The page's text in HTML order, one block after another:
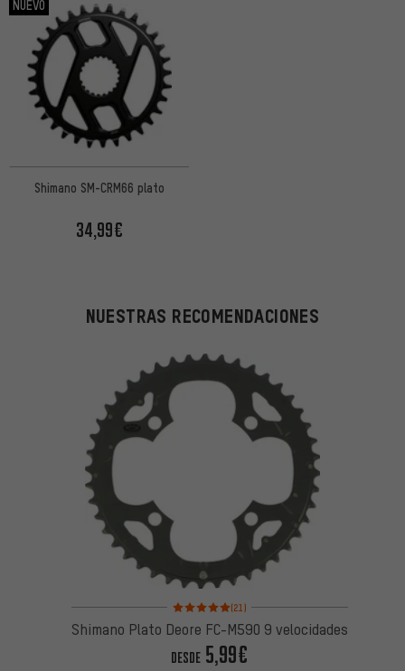
NUEVO
Shimano SM-CRM66 plato
34,99€
NUESTRAS RECOMENDACIONES
Valoración media: 5 de 5 basada en 21 reseñas
(21)
Shimano Plato Deore FC-M590 9 velocidades
DESDE5,99€